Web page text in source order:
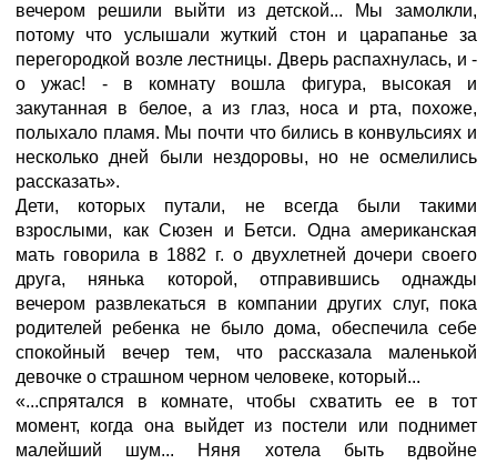
вечером решили выйти из детской... Мы замолкли,
потому что услышали жуткий стон и царапанье за
перегородкой возле лестницы. Дверь распахнулась, и -
о ужас! - в комнату вошла фигура, высокая и
закутанная в белое, а из глаз, носа и рта, похоже,
полыхало пламя. Мы почти что бились в конвульсиях и
несколько дней были нездоровы, но не осмелились
рассказать».
Дети, которых путали, не всегда были такими
взрослыми, как Сюзен и Бетси. Одна американская
мать говорила в 1882 г. о двухлетней дочери своего
друга, нянька которой, отправившись однажды
вечером развлекаться в компании других слуг, пока
родителей ребенка не было дома, обеспечила себе
спокойный вечер тем, что рассказала маленькой
девочке о страшном черном человеке, который...
«...спрятался в комнате, чтобы схватить ее в тот
момент, когда она выйдет из постели или поднимет
малейший шум... Няня хотела быть вдвойне